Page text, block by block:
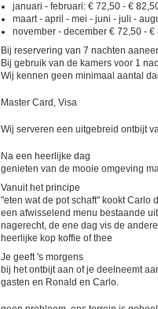
januari - februari: € 72,50 - €
maart - april - mei - juni - juli -
november - december € 72,50 - €
Bij reservering van 7 nachten
Bij gebruik van de kamers voor 1
Wij kennen geen minimaal aantal
Master Card, Visa
Wij serveren een uitgebreid ontbijt
Na een heerlijke dag
genieten van de mooie omgeving
Vanuit het principe
"eten wat de pot schaft" kookt Carlo
een afwisselend menu bestaande
nagerecht, de ene dag vis de
heerlijke kop koffie of thee
Je geeft 's morgens
bij het ontbijt aan of je deelneemt
gasten en Ronald en Carlo.